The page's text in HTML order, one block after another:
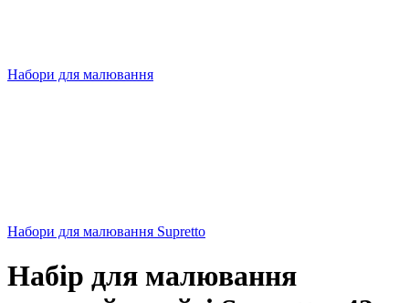
Набори для малювання
Набори для малювання Supretto
Набір для малювання